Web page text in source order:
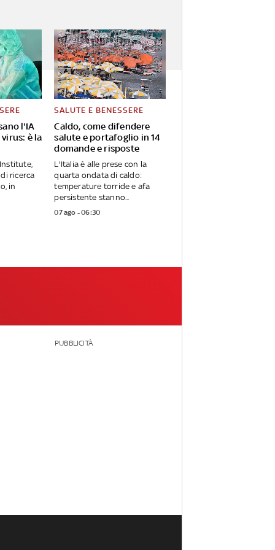
l'IA
è la
ricerca
in
Caldo, come difendere
salute e portafoglio in 14
domande e risposte
SALUTE E BENESSERE
L'Italia è alle prese con la
quarta ondata di caldo:
temperature torride e afa
persistente stanno...
07 ago - 06:30
PUBBLICITÀ